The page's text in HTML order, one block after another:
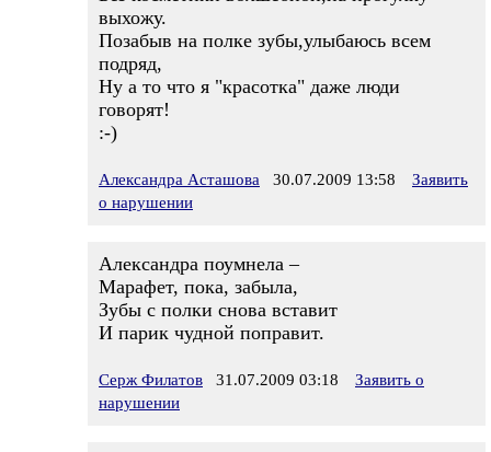
выхожу.
Позабыв на полке зубы,улыбаюсь всем
подряд,
Ну а то что я "красотка" даже люди
говорят!
:-)
Александра Асташова 30.07.2009 13:58
Заявить
о нарушении
Александра поумнела –
Марафет, пока, забыла,
Зубы с полки снова вставит
И парик чудной поправит.
Серж Филатов 31.07.2009 03:18
Заявить о
нарушении